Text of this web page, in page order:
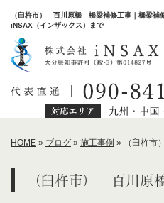
（臼杵市） 百川原橋 橋梁補修工事｜橋梁補
iNSAX（インザックス）まで
HOME » ブログ » 施工事例 » （臼杵
（臼杵市） 百川原